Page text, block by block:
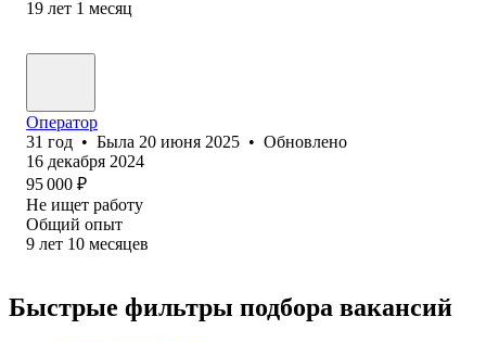
19 лет 1 месяц
Оператор
31 год • Была 20 июня 2025 • Обновлено
16 декабря 2024
95 000 ₽
Не ищет работу
Общий опыт
9 лет 10 месяцев
Быстрые фильтры подбора вакансий